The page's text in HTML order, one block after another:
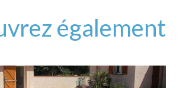
également